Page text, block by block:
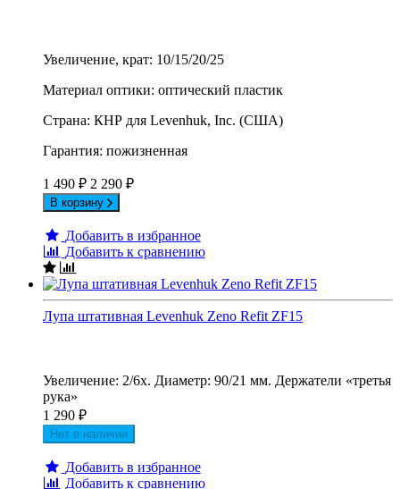
Увеличение, крат: 10/15/20/25
Материал оптики: оптический пластик
Страна: КНР для Levenhuk, Inc. (США)
Гарантия: пожизненная
1 490 ₽ 2 290 ₽
В корзину
Добавить в избранное
Добавить к сравнению
Лупа штативная Levenhuk Zeno Refit ZF15
Увеличение: 2/6х. Диаметр: 90/21 мм. Держатели «третья
рука»
1 290 ₽
Нет в наличии
Добавить в избранное
Добавить к сравнению